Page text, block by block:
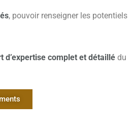
, pouvoir renseigner les potentiels
d’expertise complet et détaillé du